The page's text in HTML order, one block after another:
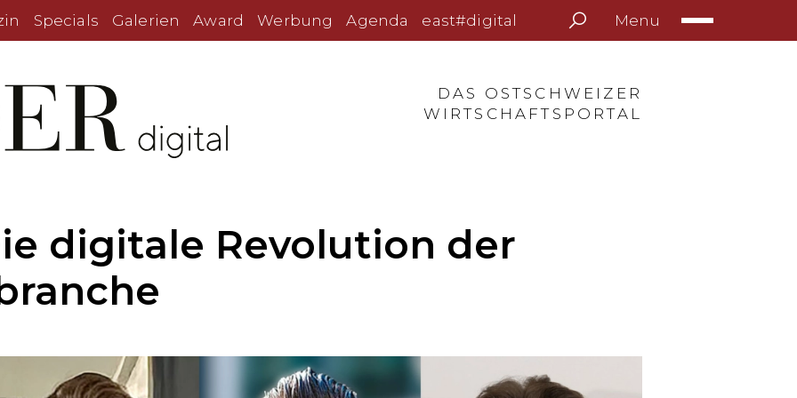
Specials Galerien Award Werbung Agenda east#digital Menu
DAS OSTSCHWEIZER
WIRTSCHAFTSPORTAL
digitale Revolution der